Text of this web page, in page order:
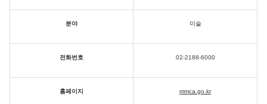
분야 미술
전화번호 02-2188-6000
홈페이지 mmca.go.kr